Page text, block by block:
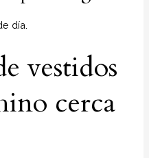
día.
vestidos
cerca